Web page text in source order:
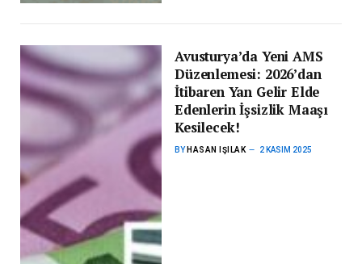
Avusturya’da Yeni AMS
Düzenlemesi: 2026’dan
İtibaren Yan Gelir Elde
Edenlerin İşsizlik Maaşı
Kesilecek!
BY HASAN IŞILAK 2 KASIM 2025